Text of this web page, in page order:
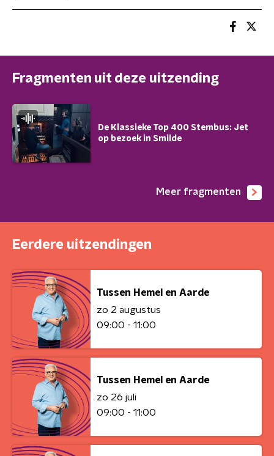
Fragmenten uit deze uitzending
De Klassieke Top 400 Stembus: Jet
op bezoek in Smilde
Meer fragmenten
Eerdere uitzendingen
Tussen Hemel en Aarde
zo 2 augustus
09:00 - 11:00
Tussen Hemel en Aarde
zo 26 juli
09:00 - 11:00